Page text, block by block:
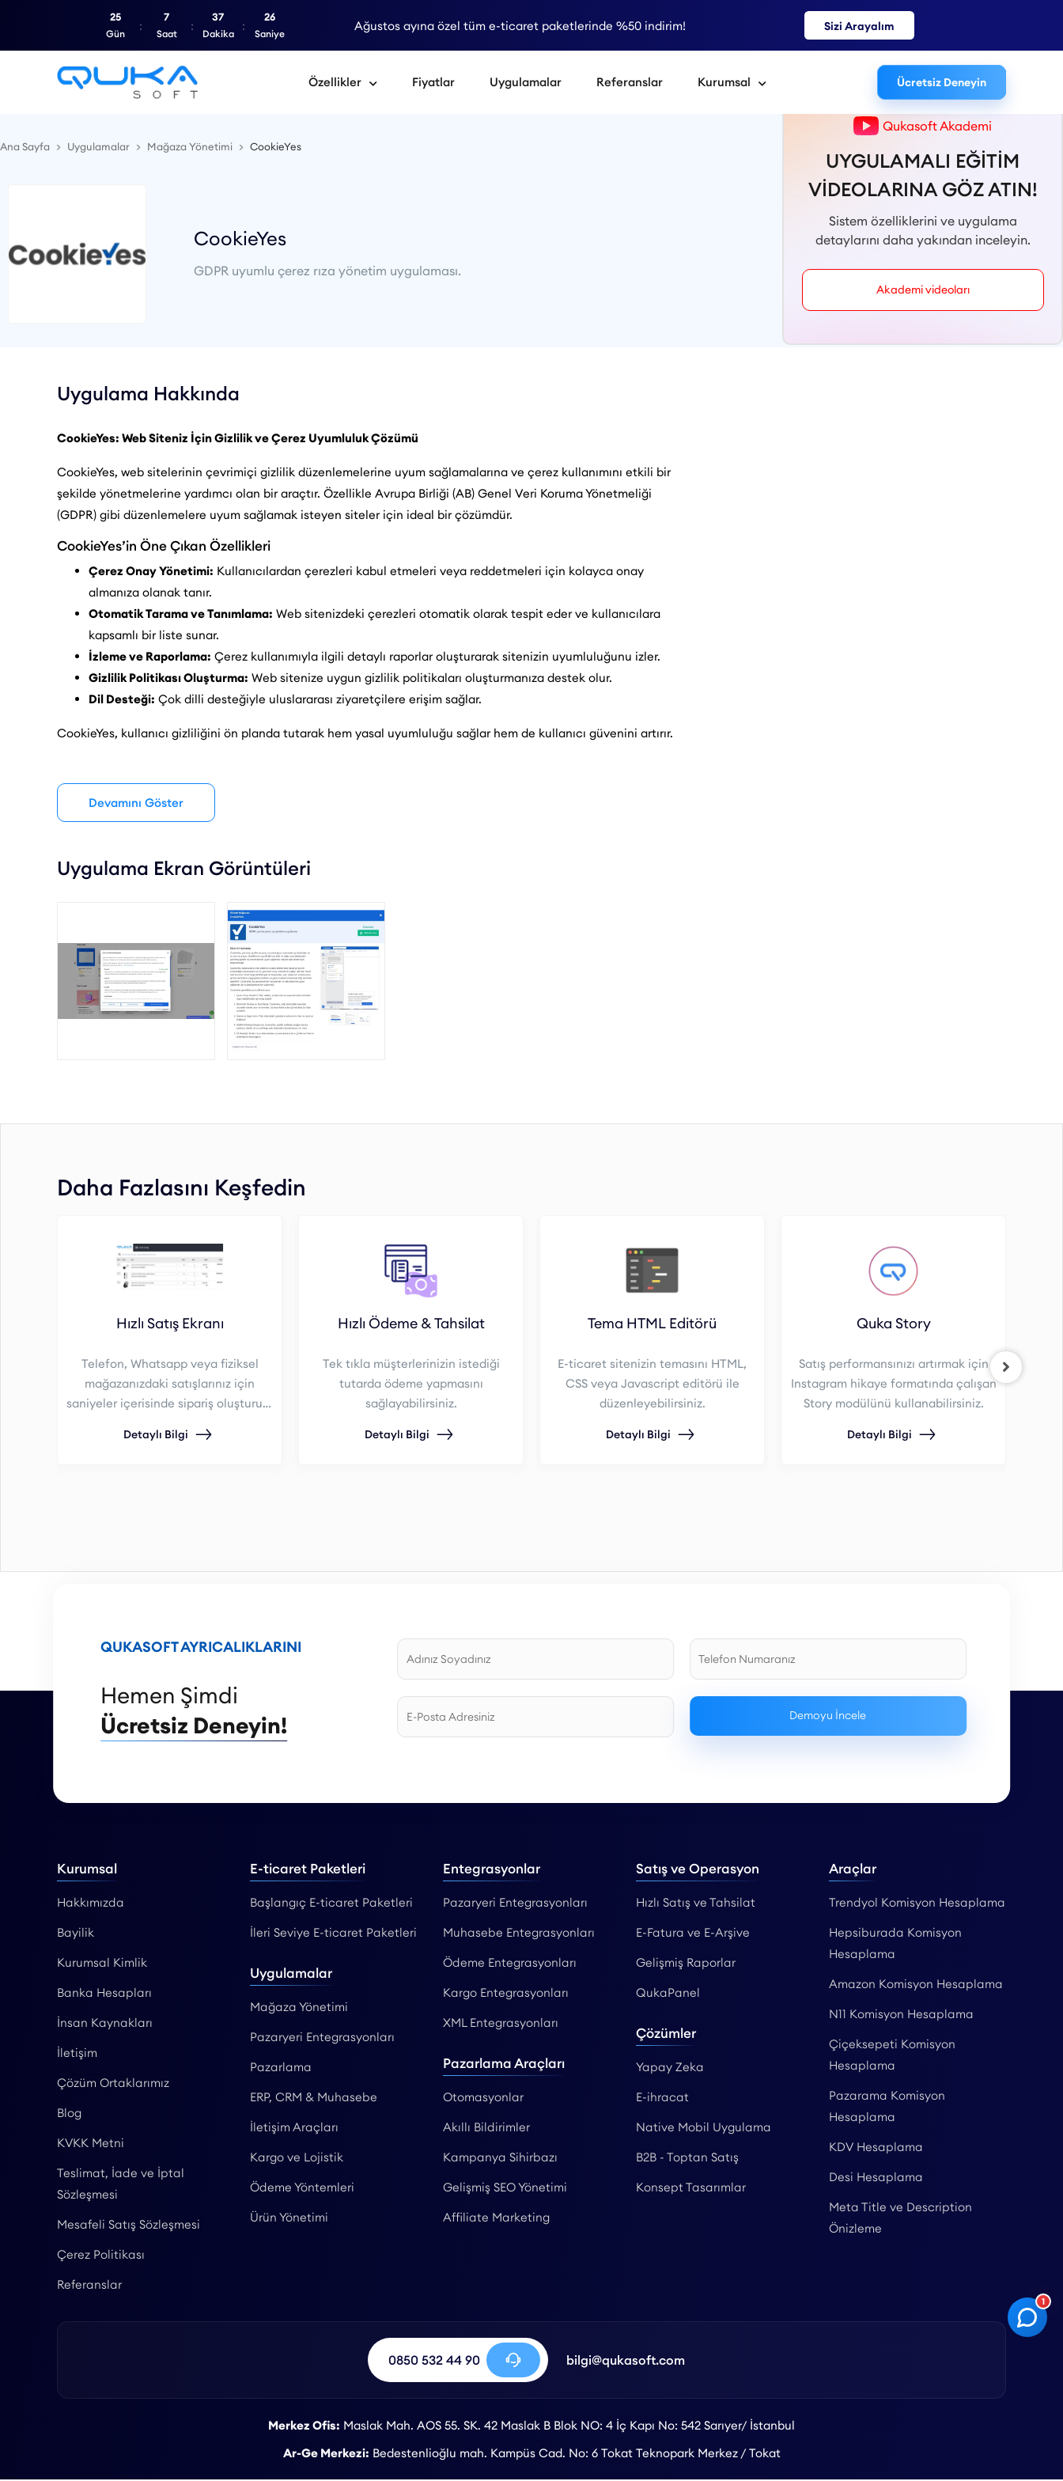
Ağustos ayına özel tüm e-ticaret paketlerinde %50 indirim! Sizi Arayalım
25
Gün
7
Saat
37
Dakika
25
Saniye
Özellikler Fiyatlar Uygulamalar Referanslar Kurumsal Ücretsiz Deneyin
Ana Sayfa Uygulamalar Mağaza Yönetimi CookieYes Uygulamalar Sayfasına Dön
CookieYes
GDPR uyumlu çerez rıza yönetim uygulaması.
Qukasoft Akademi
UYGULAMALI EĞİTİM
VİDEOLARINA GÖZ ATIN!
Sistem özelliklerini ve uygulama
detaylarını daha yakından inceleyin.
Akademi videoları
Uygulama Hakkında
CookieYes: Web Siteniz İçin Gizlilik ve Çerez Uyumluluk Çözümü
CookieYes, web sitelerinin çevrimiçi gizlilik düzenlemelerine uyum sağlamalarına ve çerez kullanımını etkili bir
şekilde yönetmelerine yardımcı olan bir araçtır. Özellikle Avrupa Birliği (AB) Genel Veri Koruma Yönetmeliği
(GDPR) gibi düzenlemelere uyum sağlamak isteyen siteler için ideal bir çözümdür.
CookieYes’in Öne Çıkan Özellikleri
Çerez Onay Yönetimi: Kullanıcılardan çerezleri kabul etmeleri veya reddetmeleri için kolayca onay
almanıza olanak tanır.
Otomatik Tarama ve Tanımlama: Web sitenizdeki çerezleri otomatik olarak tespit eder ve kullanıcılara
kapsamlı bir liste sunar.
İzleme ve Raporlama: Çerez kullanımıyla ilgili detaylı raporlar oluşturarak sitenizin uyumluluğunu izler.
Gizlilik Politikası Oluşturma: Web sitenize uygun gizlilik politikaları oluşturmanıza destek olur.
Dil Desteği: Çok dilli desteğiyle uluslararası ziyaretçilere erişim sağlar.
CookieYes, kullanıcı gizliliğini ön planda tutarak hem yasal uyumluluğu sağlar hem de kullanıcı güvenini artırır.
Uyumlu bir web sitesi sadece yasalara değil, aynı zamanda arama motorlarının gereksinimlerine de uyum
sağlar. CookieYes ile ziyaretçilerinize güvenli ve şeffaf bir deneyim sunarken arama motorlarında üst sıralara
Devamını Göster
Uygulama Ekran Görüntüleri
Daha Fazlasını Keşfedin
Hızlı Satış Ekranı
Telefon, Whatsapp veya fiziksel
mağazanızdaki satışlarınız için
saniyeler içerisinde sipariş oluşturun.
uyumludur.
Detaylı Bilgi
Hızlı Ödeme & Tahsilat
Tek tıkla müşterlerinizin istediği
tutarda ödeme yapmasını
sağlayabilirsiniz.
Detaylı Bilgi
Tema HTML Editörü
E-ticaret sitenizin temasını HTML,
CSS veya Javascript editörü ile
düzenleyebilirsiniz.
Detaylı Bilgi
Quka Story
Satış performansınızı artırmak için
Instagram hikaye formatında çalışan
Story modülünü kullanabilirsiniz.
Detaylı Bilgi
QUKASOFT AYRICALIKLARINI
Hemen Şimdi
Ücretsiz Deneyin!
Kurumsal
Hakkımızda
Bayilik
Kurumsal Kimlik
Banka Hesapları
İnsan Kaynakları
İletişim
Çözüm Ortaklarımız
Blog
KVKK Metni
Teslimat, İade ve İptal
Sözleşmesi
Mesafeli Satış Sözleşmesi
Çerez Politikası
Referanslar
E-ticaret Paketleri
Başlangıç E-ticaret Paketleri
İleri Seviye E-ticaret Paketleri
Uygulamalar
Mağaza Yönetimi
Pazaryeri Entegrasyonları
Pazarlama
ERP, CRM & Muhasebe
İletişim Araçları
Kargo ve Lojistik
Ödeme Yöntemleri
Ürün Yönetimi
Entegrasyonlar
Pazaryeri Entegrasyonları
Muhasebe Entegrasyonları
Ödeme Entegrasyonları
Kargo Entegrasyonları
XML Entegrasyonları
Pazarlama Araçları
Otomasyonlar
Akıllı Bildirimler
Kampanya Sihirbazı
Gelişmiş SEO Yönetimi
Affiliate Marketing
Satış ve Operasyon
Hızlı Satış ve Tahsilat
E-Fatura ve E-Arşive
Gelişmiş Raporlar
QukaPanel
Çözümler
Yapay Zeka
E-ihracat
Native Mobil Uygulama
B2B - Toptan Satış
Konsept Tasarımlar
Araçlar
Trendyol Komisyon Hesaplama
Hepsiburada Komisyon
Hesaplama
Amazon Komisyon Hesaplama
N11 Komisyon Hesaplama
Çiçeksepeti Komisyon
Hesaplama
Pazarama Komisyon
Hesaplama
KDV Hesaplama
Desi Hesaplama
Meta Title ve Description
Önizleme
0850 532 44 90 bilgi@qukasoft.com
Merkez Ofis: Maslak Mah. AOS 55. SK. 42 Maslak B Blok NO: 4 İç Kapı No: 542 Sarıyer/ İstanbul
Ar-Ge Merkezi: Bedestenlioğlu mah. Kampüs Cad. No: 6 Tokat Teknopark Merkez / Tokat
1